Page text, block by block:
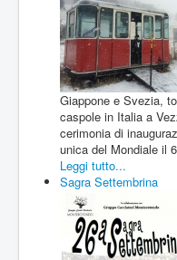
Giappone e Svezia,
caspole in Italia a
cerimonia di
unica del Mondiale il
Leggi tutto...
Sagra Settembrina